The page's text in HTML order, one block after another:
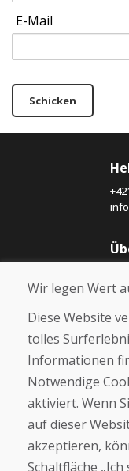
E-Mail
Schicken
E-
Wir legen Wert
Diese Website
tolles
Informationen
Notwendige
aktiviert. Wenn
auf dieser
akzeptieren,
Schaltfläche